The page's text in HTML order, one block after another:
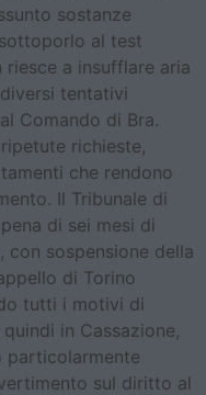
sostanze
al test
riesce a insufflare aria
tentativi
Comando di Bra.
richieste,
che rendono
Il Tribunale di
di sei mesi di
con sospensione della
di Torino
tutti i motivi di
in Cassazione,
particolarmente
sul diritto al